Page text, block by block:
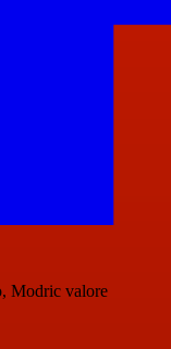
Modric valore